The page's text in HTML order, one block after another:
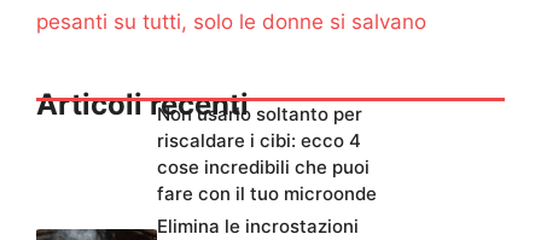
pesanti su tutti, solo le donne si salvano
Articoli recentiNon usarlo soltanto per
riscaldare i cibi: ecco 4
cose incredibili che puoi
fare con il tuo microonde
Elimina le incrostazioni